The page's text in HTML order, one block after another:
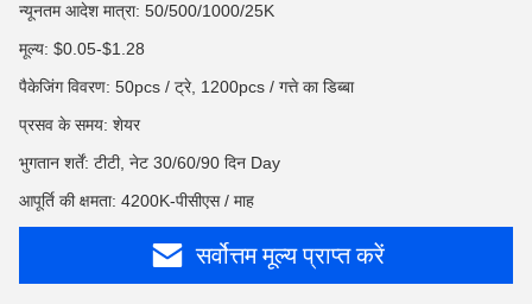
न्यूनतम आदेश मात्रा: 50/500/1000/25K
मूल्य: $0.05-$1.28
पैकेजिंग विवरण: 50pcs / ट्रे, 1200pcs / गत्ते का डिब्बा
प्रसव के समय: शेयर
भुगतान शर्तें: टीटी, नेट 30/60/90 दिन Day
आपूर्ति की क्षमता: 4200K-पीसीएस / माह
सर्वोत्तम मूल्य प्राप्त करें